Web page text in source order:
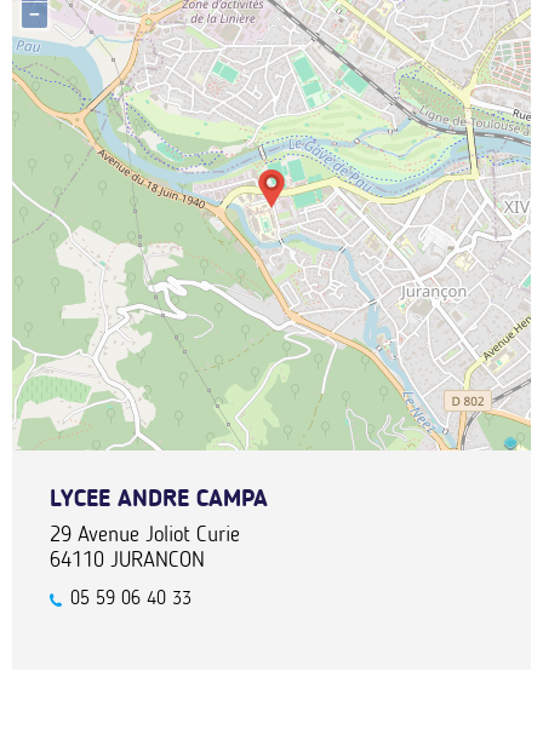
−
LYCEE ANDRE CAMPA
29 Avenue Joliot Curie
64110 JURANCON
05 59 06 40 33